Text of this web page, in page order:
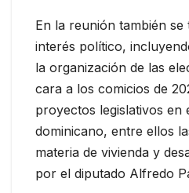
En la reunión también
interés político,
la organización de las
cara a los comicios de
proyectos legislativos en
dominicano, entre ellos
materia de vivienda y
por el diputado Alfredo